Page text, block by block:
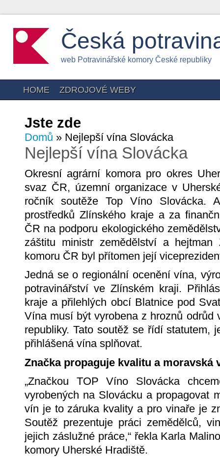
Česká
web Potravinářské komory České republiky
HOME ZDROJOVÉ WEBY
Jste zde
Domů » Nejlepší vína Slovácka
Nejlepší vína Slovácka
Okresní agrární komora pro okres
svaz ČR, územní organizace v
ročník soutěže Top Víno Slovácka.
prostředků Zlínského kraje a za
ČR na podporu ekologického
záštitu ministr zemědělství a
komoru ČR byl přítomen její
Jedná se o regionální ocenění vína,
potravinářství ve Zlínském kraji.
kraje a přilehlých obcí Blatnice pod
Vína musí být vyrobena z hroznů odrůd
republiky. Tato soutěž se řídí statutem,
přihlášená vína splňovat.
Značka propaguje kvalitu a moravská
„Značkou TOP Víno Slovácka
vyrobených na Slovácku a propagovat
vín je to záruka kvality a pro vinaře je
Soutěž prezentuje práci zemědělců,
jejich záslužné práce,“ řekla Karla
komory Uherské Hradiště.